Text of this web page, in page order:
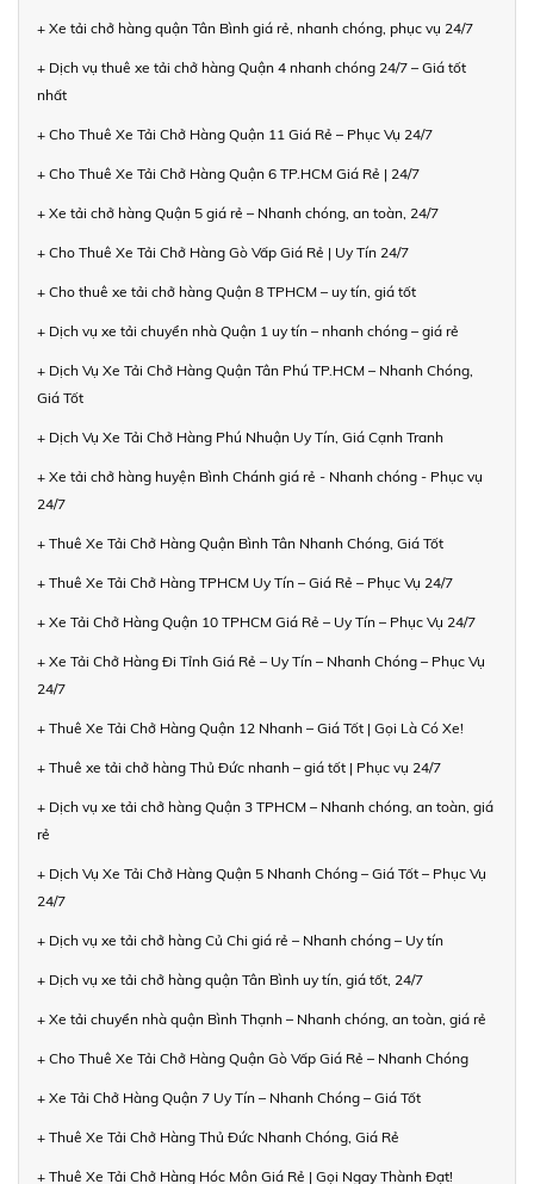
+ Xe tải chở hàng quận Tân Bình giá rẻ, nhanh chóng, phục vụ 24/7
+ Dịch vụ thuê xe tải chở hàng Quận 4 nhanh chóng 24/7 – Giá tốt
nhất
+ Cho Thuê Xe Tải Chở Hàng Quận 11 Giá Rẻ – Phục Vụ 24/7
+ Cho Thuê Xe Tải Chở Hàng Quận 6 TP.HCM Giá Rẻ | 24/7
+ Xe tải chở hàng Quận 5 giá rẻ – Nhanh chóng, an toàn, 24/7
+ Cho Thuê Xe Tải Chở Hàng Gò Vấp Giá Rẻ | Uy Tín 24/7
+ Cho thuê xe tải chở hàng Quận 8 TPHCM – uy tín, giá tốt
+ Dịch vụ xe tải chuyển nhà Quận 1 uy tín – nhanh chóng – giá rẻ
+ Dịch Vụ Xe Tải Chở Hàng Quận Tân Phú TP.HCM – Nhanh Chóng,
Giá Tốt
+ Dịch Vụ Xe Tải Chở Hàng Phú Nhuận Uy Tín, Giá Cạnh Tranh
+ Xe tải chở hàng huyện Bình Chánh giá rẻ - Nhanh chóng - Phục vụ
24/7
+ Thuê Xe Tải Chở Hàng Quận Bình Tân Nhanh Chóng, Giá Tốt
+ Thuê Xe Tải Chở Hàng TPHCM Uy Tín – Giá Rẻ – Phục Vụ 24/7
+ Xe Tải Chở Hàng Quận 10 TPHCM Giá Rẻ – Uy Tín – Phục Vụ 24/7
+ Xe Tải Chở Hàng Đi Tỉnh Giá Rẻ – Uy Tín – Nhanh Chóng – Phục Vụ
24/7
+ Thuê Xe Tải Chở Hàng Quận 12 Nhanh – Giá Tốt | Gọi Là Có Xe!
+ Thuê xe tải chở hàng Thủ Đức nhanh – giá tốt | Phục vụ 24/7
+ Dịch vụ xe tải chở hàng Quận 3 TPHCM – Nhanh chóng, an toàn, giá
rẻ
+ Dịch Vụ Xe Tải Chở Hàng Quận 5 Nhanh Chóng – Giá Tốt – Phục Vụ
24/7
+ Dịch vụ xe tải chở hàng Củ Chi giá rẻ – Nhanh chóng – Uy tín
+ Dịch vụ xe tải chở hàng quận Tân Bình uy tín, giá tốt, 24/7
+ Xe tải chuyển nhà quận Bình Thạnh – Nhanh chóng, an toàn, giá rẻ
+ Cho Thuê Xe Tải Chở Hàng Quận Gò Vấp Giá Rẻ – Nhanh Chóng
+ Xe Tải Chở Hàng Quận 7 Uy Tín – Nhanh Chóng – Giá Tốt
+ Thuê Xe Tải Chở Hàng Thủ Đức Nhanh Chóng, Giá Rẻ
+ Thuê Xe Tải Chở Hàng Hóc Môn Giá Rẻ | Gọi Ngay Thành Đạt!